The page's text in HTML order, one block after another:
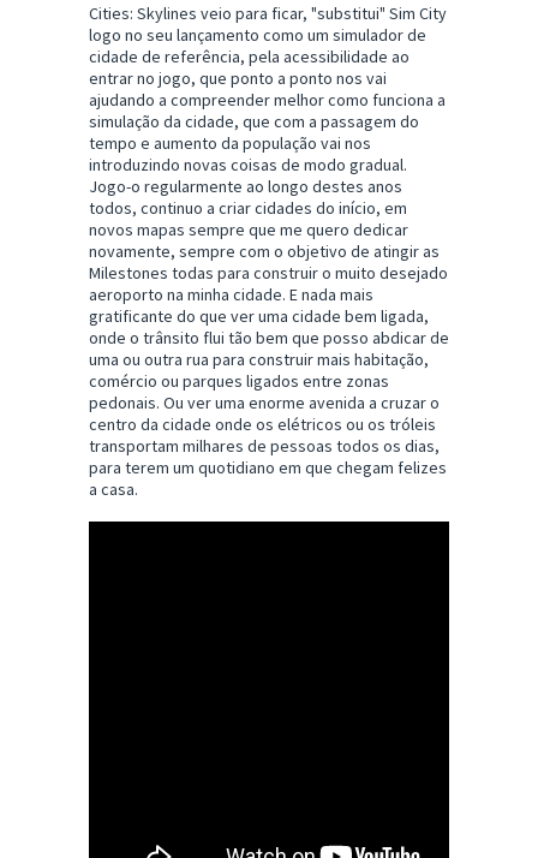
Cities: Skylines veio para ficar, "substitui" Sim City
logo no seu lançamento como um simulador de
cidade de referência, pela acessibilidade ao
entrar no jogo, que ponto a ponto nos vai
ajudando a compreender melhor como funciona a
simulação da cidade, que com a passagem do
tempo e aumento da população vai nos
introduzindo novas coisas de modo gradual.
Jogo-o regularmente ao longo destes anos
todos, continuo a criar cidades do início, em
novos mapas sempre que me quero dedicar
novamente, sempre com o objetivo de atingir as
Milestones todas para construir o muito desejado
aeroporto na minha cidade. E nada mais
gratificante do que ver uma cidade bem ligada,
onde o trânsito flui tão bem que posso abdicar de
uma ou outra rua para construir mais habitação,
comércio ou parques ligados entre zonas
pedonais. Ou ver uma enorme avenida a cruzar o
centro da cidade onde os elétricos ou os tróleis
transportam milhares de pessoas todos os dias,
para terem um quotidiano em que chegam felizes
a casa.